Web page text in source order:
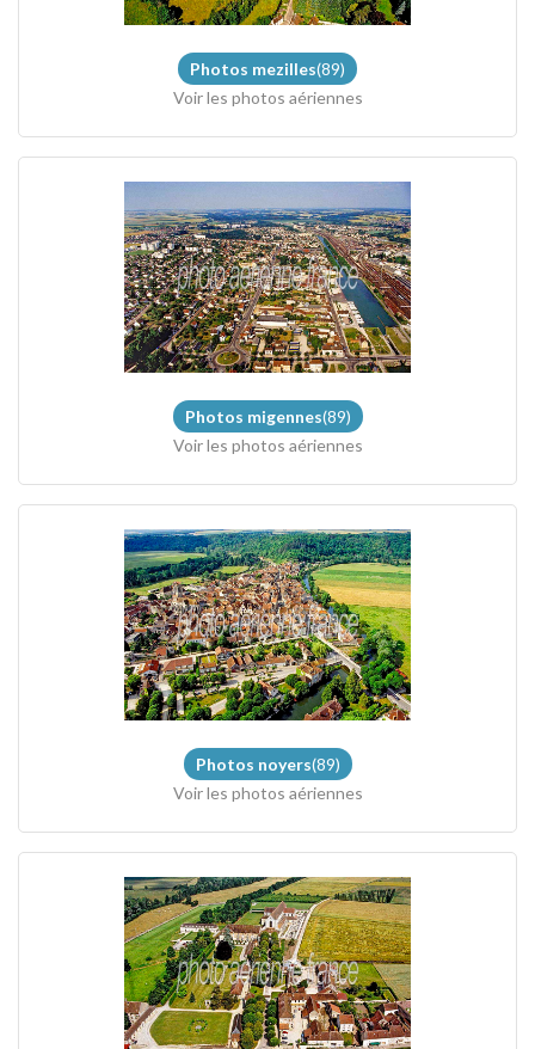
Photos mezilles(89)
Voir les photos aériennes
Photos migennes(89)
Voir les photos aériennes
Photos noyers(89)
Voir les photos aériennes